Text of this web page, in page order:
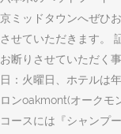
京ミッドタウンへぜひ
させていただきます。
お断りさせていただく
日：火曜日、ホテルは
ロンoakmont(オーク
コースには『シャンプ